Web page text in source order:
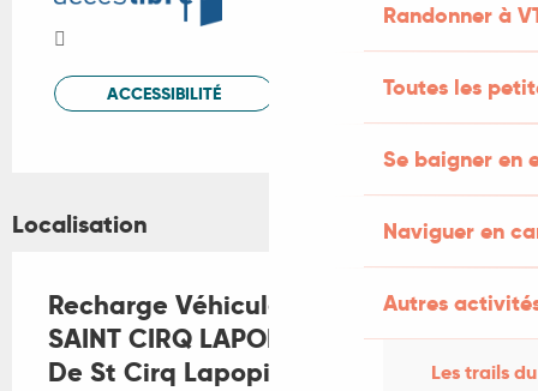
Randonner à
Toutes les
Se baigner en
Naviguer en
Autres
Les trails
ACCESSIBILITÉ
Localisation
Recharge Véhicule Electrique
SAINT CIRQ LAPOPIE - D8, Route
De St Cirq Lapopie